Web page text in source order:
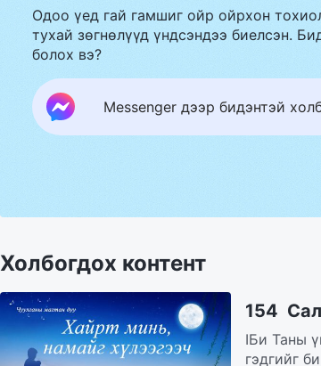
Одоо үед гай гамшиг ойр ойрхон
тухай зөгнөлүүд үндсэндээ биелсэн.
болох вэ?
Messenger дээр бидэнтэй
Холбогдох контент
154
IБи Таны
гэдгийг